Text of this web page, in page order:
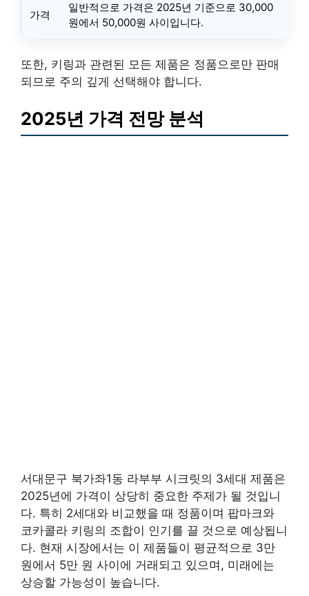
가격
일반적으로 가격은 2025년 기준으로 30,000
원에서 50,000원 사이입니다.
또한, 키링과 관련된 모든 제품은 정품으로만 판매
되므로 주의 깊게 선택해야 합니다.
2025년 가격 전망 분석
서대문구 북가좌1동 라부부 시크릿의 3세대 제품은
2025년에 가격이 상당히 중요한 주제가 될 것입니
다. 특히 2세대와 비교했을 때 정품이며 팝마크와
코카콜라 키링의 조합이 인기를 끌 것으로 예상됩니
다. 현재 시장에서는 이 제품들이 평균적으로 3만
원에서 5만 원 사이에 거래되고 있으며, 미래에는
상승할 가능성이 높습니다.